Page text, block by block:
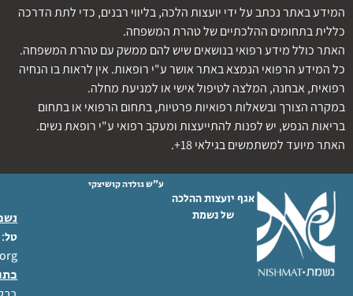
המידע באתר נכתב על ידי יועצות הלכה, בליווי רבנים, כדי לתת הדרכה
כללית בתחומים ההלכתיים של טהרת המשפחה.
האתר כולל מידע רפואי בנושאים שיש להם ממשק עם טהרת המשפחה.
כל המידע הרפואי הנמצא באתר אושר ע"י רופאות. אין לראות בו הנחיה
רפואית, אבחנה, המלצה לטיפול אישי או למניעת מחלה.
במקרה הצורך ובשאלות רפואיות פרטיות, בתחום הרפואי או בתחום
בריאות הנפש, יש לפנות להתייעצות ומעקב רפואי ע"י רופאת נשים.
האתר מיועד למשתמשים בגילאי 18+.
אגף יועצות ההלכה
של נשמת
ע"ש גולדה קושיצקי
טל: 02-6404333